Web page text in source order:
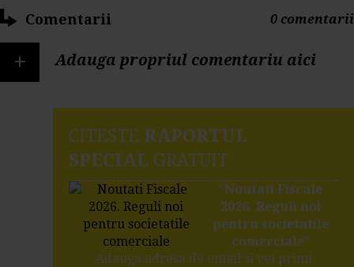
Comentarii 0 comentarii
+ Adauga propriul comentariu aici
CITESTE RAPORTUL
SPECIAL GRATUIT
"Noutati Fiscale
2026. Reguli noi
pentru societatile
comerciale"
Adauga adresa de email si vei primi